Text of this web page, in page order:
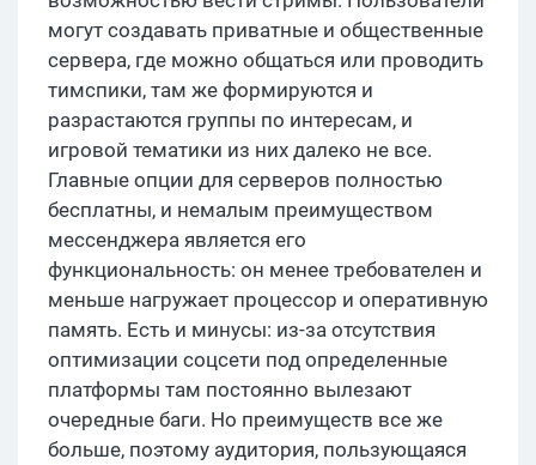
могут создавать приватные и общественные
сервера, где можно общаться или проводить
тимспики, там же формируются и
разрастаются группы по интересам, и
игровой тематики из них далеко не все.
Главные опции для серверов полностью
бесплатны, и немалым преимуществом
мессенджера является его
функциональность: он менее требователен и
меньше нагружает процессор и оперативную
память. Есть и минусы: из-за отсутствия
оптимизации соцсети под определенные
платформы там постоянно вылезают
очередные баги. Но преимуществ все же
больше, поэтому аудитория, пользующаяся